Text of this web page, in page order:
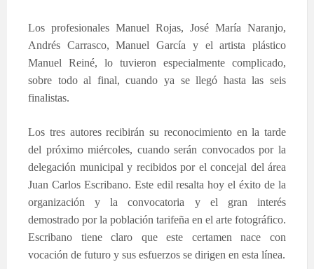
Los profesionales Manuel Rojas, José María Naranjo,
Andrés Carrasco, Manuel García y el artista plástico
Manuel Reiné, lo tuvieron especialmente complicado,
sobre todo al final, cuando ya se llegó hasta las seis
finalistas.
Los tres autores recibirán su reconocimiento en la tarde
del próximo miércoles, cuando serán convocados por la
delegación municipal y recibidos por el concejal del área
Juan Carlos Escribano. Este edil resalta hoy el éxito de la
organización y la convocatoria y el gran interés
demostrado por la población tarifeña en el arte fotográfico.
Escribano tiene claro que este certamen nace con
vocación de futuro y sus esfuerzos se dirigen en esta línea.